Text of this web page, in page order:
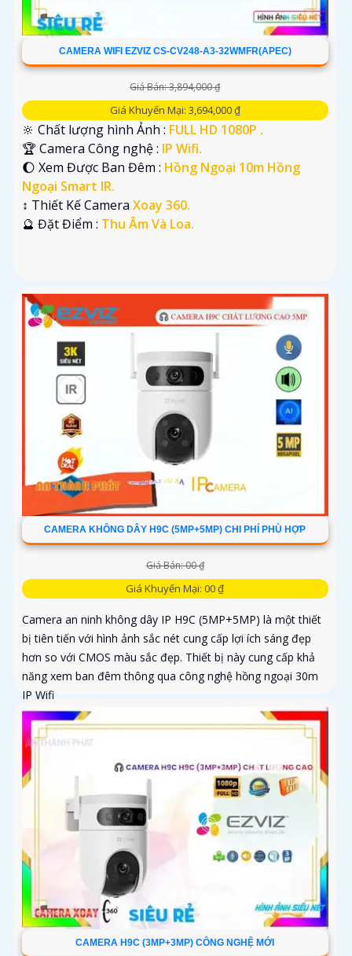
CAMERA WIFI EZVIZ CS-CV248-A3-32WMFR(APEC)
Giá Bán: 3,894,000 ₫
Giá Khuyến Mại: 3,694,000 ₫
🔆 Chất lượng hình Ảnh : FULL HD 1080P .
🏆 Camera Công nghệ : IP Wifi.
🌔 Xem Được Ban Đêm : Hồng Ngoại 10m Hồng
Ngoại Smart IR.
↕️ Thiết Kế Camera Xoay 360.
️🔮 Đặt Điểm : Thu Âm Và Loa.
CAMERA KHÔNG DÂY H9C (5MP+5MP) CHI PHÍ PHÙ HỢP
Giá Bán: 00 ₫
Giá Khuyến Mại: 00 ₫
Camera an ninh không dây IP H9C (5MP+5MP) là một thiết
bị tiên tiến với hình ảnh sắc nét cung cấp lợi ích sáng đẹp
hơn so với CMOS màu sắc đẹp. Thiết bị này cung cấp khả
năng xem ban đêm thông qua công nghệ hồng ngoại 30m
IP Wifi
CAMERA H9C (3MP+3MP) CÔNG NGHỆ MỚI